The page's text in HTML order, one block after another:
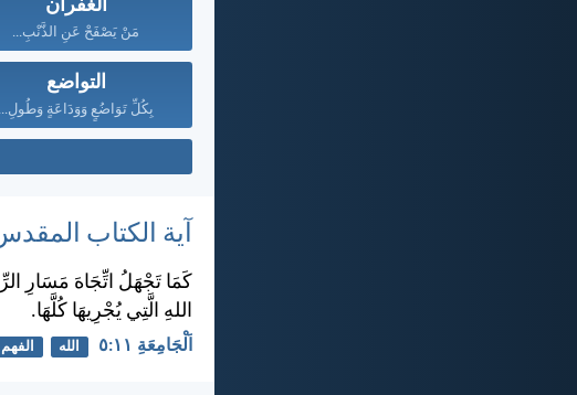
الغفران
مَنْ يَصْفَحْ عَنِ الذَّنْبِ...
التواضع
بِكُلِّ تَوَاضُعٍ وَوَدَاعَةٍ وَطُولِ...
آية الكتاب
كَمَا تَجْهَلُ اتِّجَاهَ مَسَارِ
اللهِ الَّتِي يُجْرِيهَا كُلَّهَا.
اَلْجَامِعَةِ ١١:‏٥ الله الفهم